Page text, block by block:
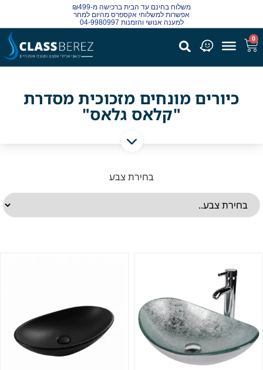
משלוח בחינם עד הבית ברכישה מ-₪499
אפשרות למשלוחי אקספרס מהיום למחר
למענה אנושי והזמנות 04-9980997
0
כיורים מונחים מזכוכית מסדרת
"קלאס גלאס"
בחירת צבע